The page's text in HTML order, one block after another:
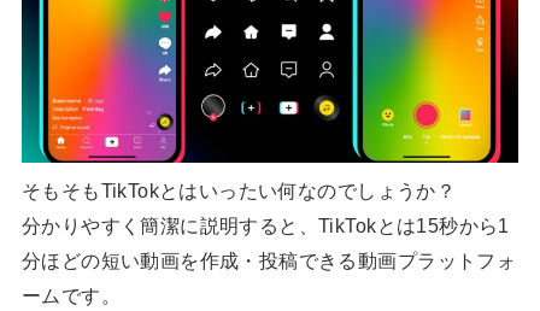
そもそもTikTokとはいったい何なのでしょうか？
分かりやすく簡潔に説明すると、TikTokとは15秒から1
分ほどの短い動画を作成・投稿できる動画プラットフォ
ームです。